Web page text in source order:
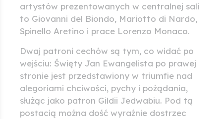
artystów prezentowanych w centralnej sali
to Giovanni del Biondo, Mariotto di Nardo,
Spinello Aretino i prace Lorenzo Monaco.
Dwaj patroni cechów są tym, co widać po
wejściu: Święty Jan Ewangelista po prawej
stronie jest przedstawiony w triumfie nad
alegoriami chciwości, pychy i pożądania,
służąc jako patron Gildii Jedwabiu. Pod tą
postacią można dość wyraźnie dostrzec